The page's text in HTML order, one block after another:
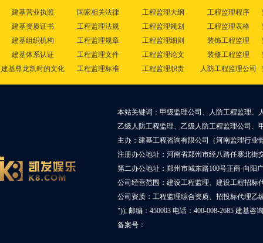
建基营业执照
建基资质证书
建基组织机构
建基体系认证
建基尊龙凯时的文化
国家相关法律
工程监理法规
工程监理规章
工程监理文件
工程监理标准
工程监理大纲
工程监理规划
工程监理细则
工程监理论文
工程监理职责
工程监理程序
工程监理表格
装饰工程监理
装修工程监理
人防工程监理公司
本站关键词：甲级监理公司、人防工程监理、
乙级人防工程监理、乙级人防工程监理公司、
主办：建基工程咨询有限公司（河南监理行业
注册办公地址：河南省郑州市经八路任寨北街
第二办公地址：郑州市城东路100号正商·向阳
公司经营范围：建设工程监理、建设工程招标
公司资质：工程监理综合资质、招投标代理乙
")); 邮编：450003 电话：400-008-2685 建基咨
备案号：